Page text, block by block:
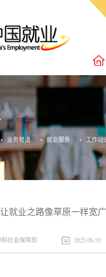
工作动
就业服务
业务频道
就业之路像草原一样宽广
和社会保障部 2025.06.10